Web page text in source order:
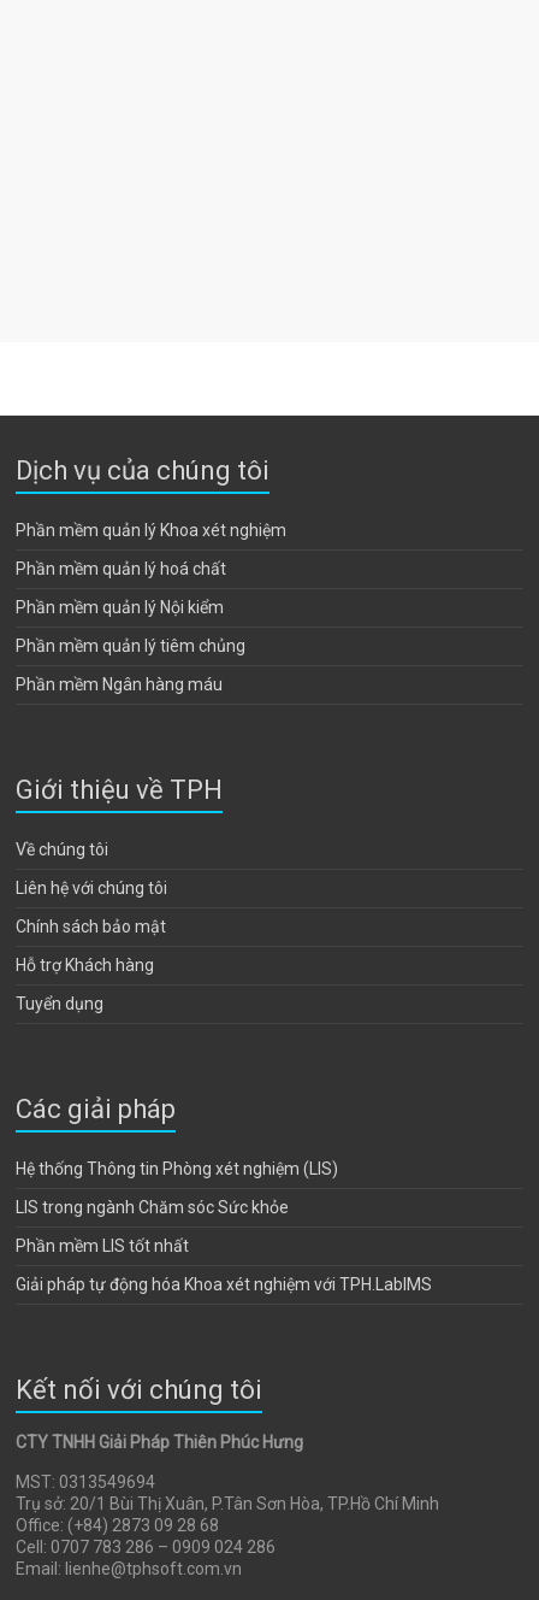
Dịch vụ của chúng tôi
Phần mềm quản lý Khoa xét nghiệm
Phần mềm quản lý hoá chất
Phần mềm quản lý Nội kiểm
Phần mềm quản lý tiêm chủng
Phần mềm Ngân hàng máu
Giới thiệu về TPH
Về chúng tôi
Liên hệ với chúng tôi
Chính sách bảo mật
Hỗ trợ Khách hàng
Tuyển dụng
Các giải pháp
Hệ thống Thông tin Phòng xét nghiệm (LIS)
LIS trong ngành Chăm sóc Sức khỏe
Phần mềm LIS tốt nhất
Giải pháp tự động hóa Khoa xét nghiệm với TPH.LabIMS
Kết nối với chúng tôi
CTY TNHH Giải Pháp Thiên Phúc Hưng
MST: 0313549694
Trụ sở: 20/1 Bùi Thị Xuân, P.Tân Sơn Hòa, TP.Hồ Chí Minh
Office: (+84) 2873 09 28 68
Cell: 0707 783 286 – 0909 024 286
Email: lienhe@tphsoft.com.vn